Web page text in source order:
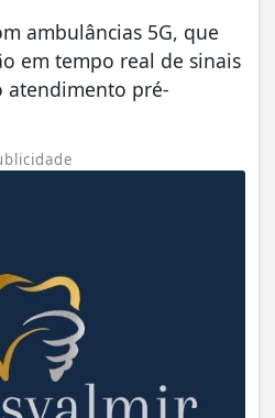
ambulâncias 5G, que
em tempo real de sinais
atendimento pré-